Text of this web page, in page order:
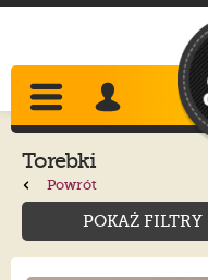
Torebki
Powrót
POKAŻ FILTRY